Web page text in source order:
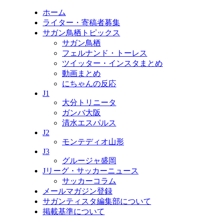
ホーム
ライター・寄稿者募集
サガン鳥栖トピックス
サガン鳥栖
フェルナンド・トーレス
ツイッター・インスタまとめ
動画まとめ
にちゃんの反応
J1
大分トリニータ
ガンバ大阪
清水エスパルス
J2
モンテディオ山形
J3
グルージャ盛岡
Jリーグ・サッカーニュース
サッカーコラム
メールマガジン登録
サガンティスタ編集部について
掲載基準について